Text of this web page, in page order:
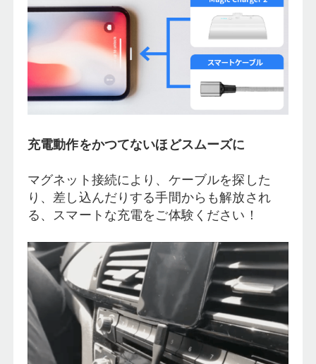
充電動作をかつてないほどスムーズに
マグネット接続により、ケーブルを探した
り、差し込んだりする手間からも解放され
る、スマートな充電をご体験ください！